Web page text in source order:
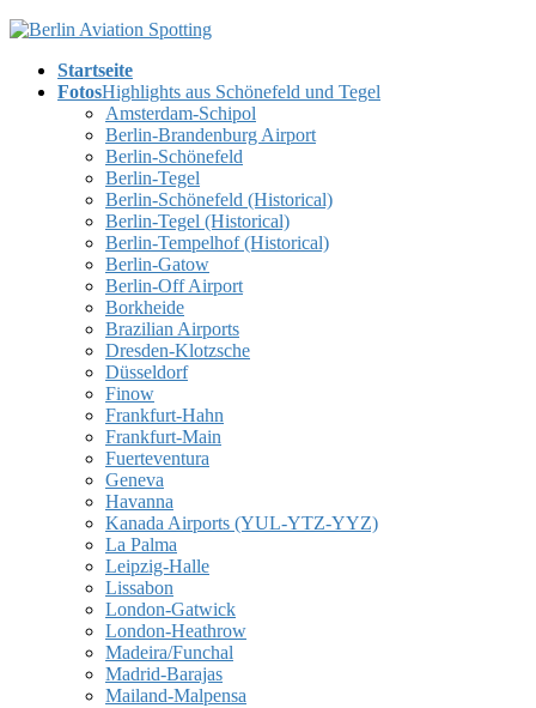
Skip
content
Skip
Navigation
Startseite
FotosHighlights aus Schönefeld und Tegel
Amsterdam-Schipol
Berlin-Brandenburg Airport
Berlin-Schönefeld
Berlin-Tegel
Berlin-Schönefeld (Historical)
Berlin-Tegel (Historical)
Berlin-Tempelhof (Historical)
Berlin-Gatow
Berlin-Off Airport
Borkheide
Brazilian Airports
Dresden-Klotzsche
Düsseldorf
Finow
Frankfurt-Hahn
Frankfurt-Main
Fuerteventura
Geneva
Havanna
Kanada Airports (YUL-YTZ-YYZ)
La Palma
Leipzig-Halle
Lissabon
London-Gatwick
London-Heathrow
Madeira/Funchal
Madrid-Barajas
Mailand-Malpensa